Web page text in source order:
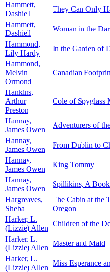
Hammett,
Dashiell
They Can Only
Hammett,
Dashiell
Woman in the
Hammond,
Lily Hardy
In the Garden of
Hammond,
Melvin
Ormond
Canadian
Hankins,
Arthur
Preston
Cole of Spyglass
Hannay,
James Owen
Adventurers of
Hannay,
James Owen
From Dublin to
Hannay,
James Owen
King Tommy
Hannay,
James Owen
Spillikins, A Book
Hargreaves,
Sheba
The Cabin at the
Oregon
Harker, L.
(Lizzie) Allen
Children of the
Harker, L.
(Lizzie) Allen
Master and Maid
Harker, L.
(Lizzie) Allen
Miss Esperance